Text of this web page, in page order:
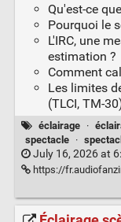
Qu'est-ce
Pourquoi le
L'IRC, une
estimation ?
Comment
Les limites
(TLCI, TM-
éclairage ·
spectacle
·
July 16, 2026 at
https://fr.audiofanzine.com/light/